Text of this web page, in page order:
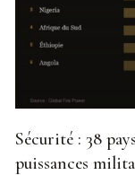
Sécurité : 38
puissances